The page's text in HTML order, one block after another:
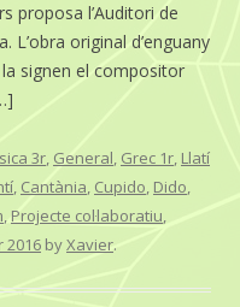
proposa l’Auditori de
L’obra original d’enguany
signen el compositor
3r, General, Grec 1r, Llatí
, Cantània, Cupido, Dido,
, Projecte col·laboratiu,
2016 byXavier.